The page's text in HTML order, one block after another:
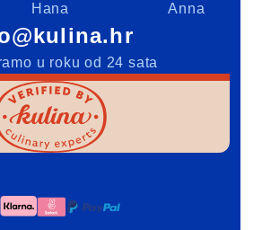
Hana Anna
u roku od 24 sata